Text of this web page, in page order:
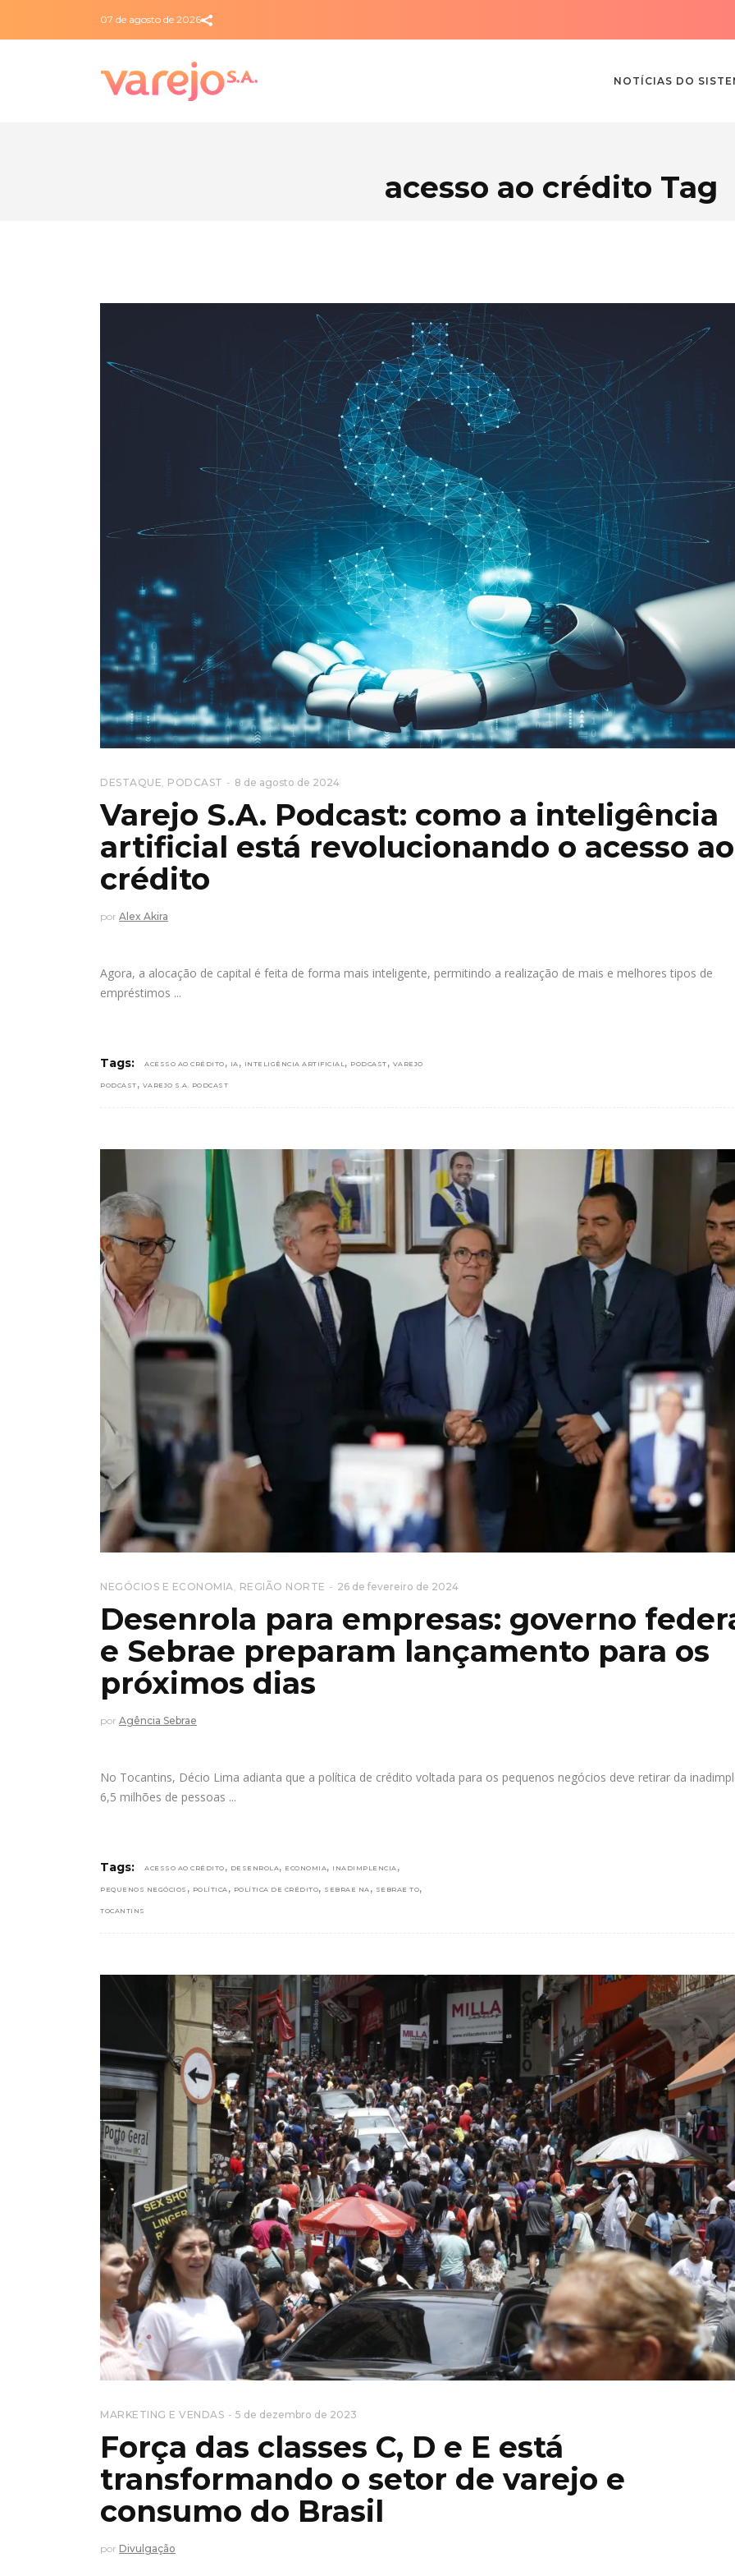
07 de agosto de 2026
NOTÍCIAS DO
acesso ao crédito Tag
DESTAQUE PODCAST 8 de agosto de 2024
Varejo S.A. Podcast: como a inteligência
artificial está revolucionando o acesso ao
crédito
por Alex Akira
Agora, a alocação de capital é feita de forma mais inteligente, permitindo a realização de mais e melhores tipos de
empréstimos
Tags: ACESSO AO CRÉDITO , IA , INTELIGÊNCIA ARTIFICIAL , PODCAST , VAREJO
PODCAST , VAREJO S.A. PODCAST
NEGÓCIOS E ECONOMIA REGIÃO NORTE 26 de fevereiro de 2024
Desenrola para empresas: governo
e Sebrae preparam lançamento para os
próximos dias
por Agência Sebrae
No Tocantins, Décio Lima adianta que a política de crédito voltada para os pequenos negócios deve retirar da
6,5 milhões de pessoas
Tags: ACESSO AO CRÉDITO , DESENROLA , ECONOMIA , INADIMPLENCIA ,
PEQUENOS NEGÓCIOS , POLÍTICA , POLÍTICA DE CRÉDITO, SEBRAE NA , SEBRAE TO,
TOCANTINS
MARKETING E VENDAS 5 de dezembro de 2023
Força das classes C, D e E está
transformando o setor de varejo e
consumo do Brasil
por Divulgação